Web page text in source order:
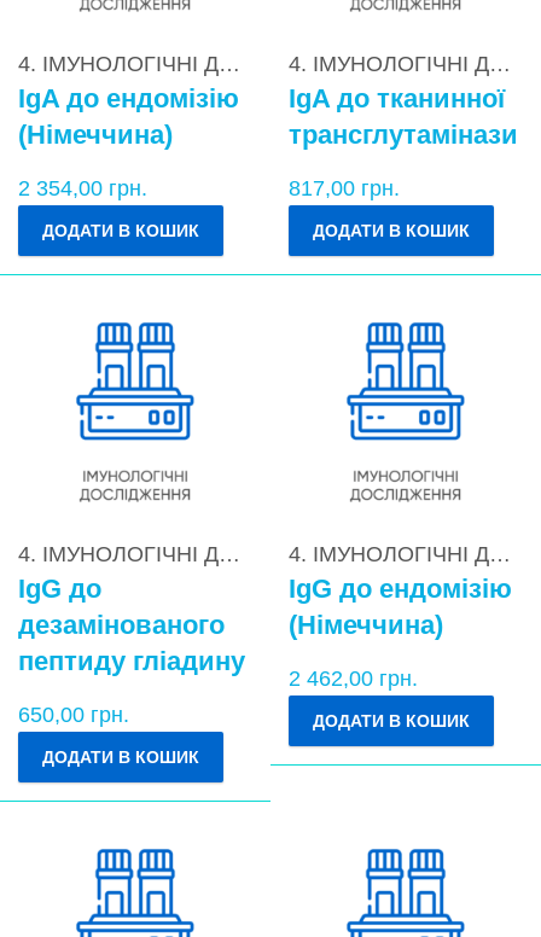
4. ІМУНОЛОГІЧНІ ДОСЛІДЖЕННЯ ,4.3. Діагностика
IgA до ендомізію
(Німеччина)
2 354,00 грн.
ДОДАТИ В КОШИК
4. ІМУНОЛОГІЧНІ ДОСЛІДЖЕННЯ
IgA до тканинної
трансглутамінази
817,00 грн.
ДОДАТИ В КОШИК
4. ІМУНОЛОГІЧНІ ДОСЛІДЖЕННЯ ,4.3. Діагностика
IgG до
дезамінованого
пептиду гліадину
650,00 грн.
ДОДАТИ В КОШИК
4. ІМУНОЛОГІЧНІ ДОСЛІДЖЕННЯ
IgG до ендомізію
(Німеччина)
2 462,00 грн.
ДОДАТИ В КОШИК